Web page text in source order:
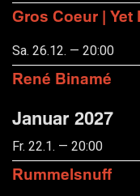
Gros Coeur | Yet
Sa. 26.12. — 20:00
René Binamé
Januar 2027
Fr. 22.1. — 20:00
Rummelsnuff